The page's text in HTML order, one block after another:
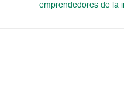
emprendedores de la